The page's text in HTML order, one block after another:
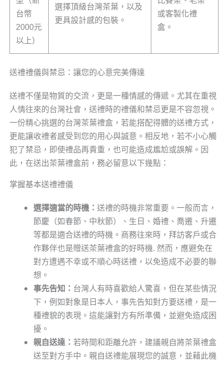
台幣
2000元
以上）
選擇頂級台灣茶葉，以及
更具設計感的包裝。
或客製化禮
盒。
送禮禮儀與禁忌：讓您的心意完美傳達
送禮不僅是物質的交流，更是一種情感的傳遞。尤其在重視
人情往來的台灣社會，送禮時的禮儀和禁忌更是不容忽視。
一份精心挑選的台灣茶葉禮盒，若能搭配得體的送禮方式，
更能讓收禮者感受到您的用心與誠意。相反地，若不小心觸
犯了禁忌，即使禮品再貴重，也可能造成尷尬或誤解。因
此，在送出茶葉禮盒前，務必留意以下幾點：
掌握基本送禮禮儀
選擇適當的時機： 送禮的時機非常重要。一般而言，
節慶（如春節、中秋節）、生日、婚禮、喬遷、升遷
等都是適合送禮的時機。商務往來時，拜訪客戶或合
作夥伴也是贈送茶葉禮盒的好時機. 然而，應避免在
對方遭遇不幸或不順心時送禮，以免造成不必要的聯
想。
事先告知： 台灣人有時喜歡給人驚喜，但在某些情況
下，例如對象是日本人，事先告知對方要送禮，是一
種禮貌的表現。這能讓對方有所準備，並避免造成困
擾。
親自送達： 若時間和距離允許，建議親自將茶葉禮盒
送至對方手中。親自送禮能展現您的誠意，並藉此機